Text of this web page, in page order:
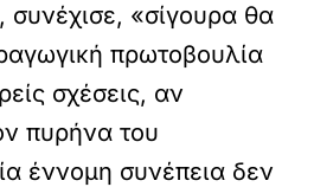
«σίγουρα θα
πρωτοβουλία
σχέσεις, αν
πυρήνα του
έννομη συνέπεια δεν